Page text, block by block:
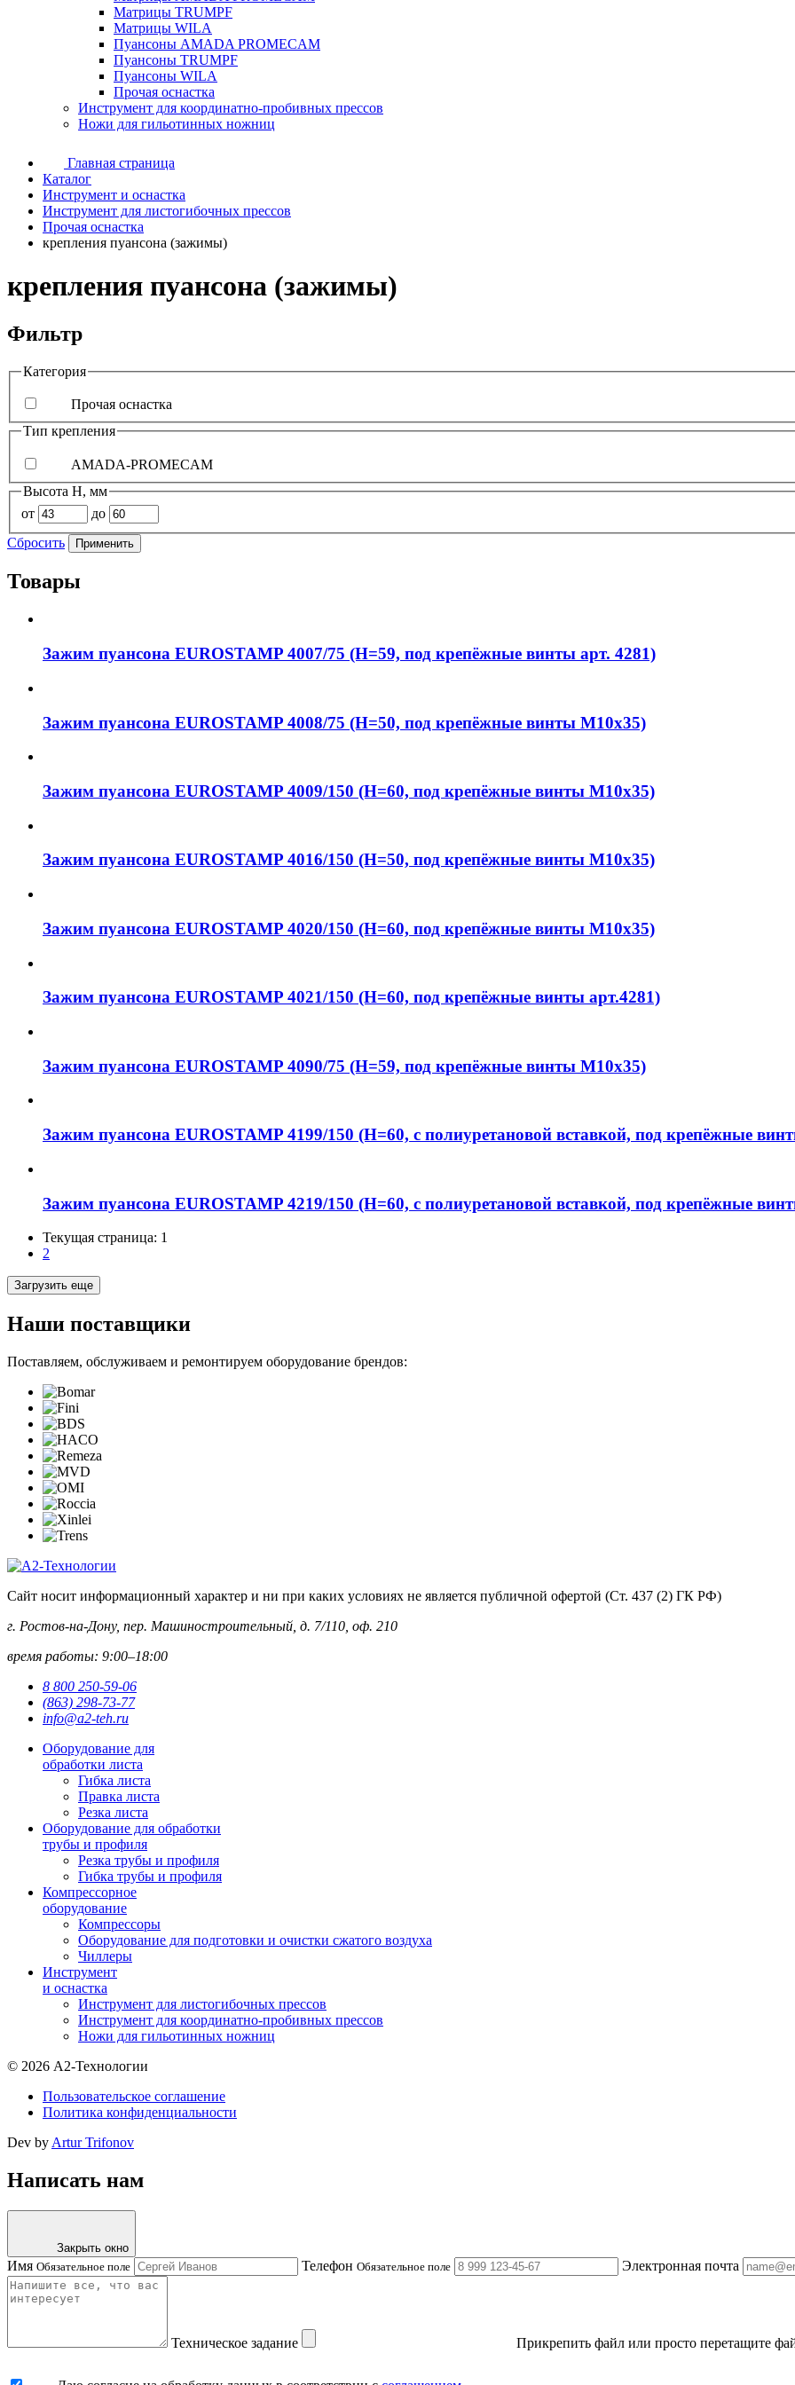
Матрицы TRUMPF
Матрицы WILA
Пуансоны AMADA PROMECAM
Пуансоны TRUMPF
Пуансоны WILA
Прочая оснастка
Инструмент для координатно-пробивных прессов
Ножи для гильотинных ножниц
Главная страница
Каталог
Инструмент и оснастка
Инструмент для листогибочных прессов
Прочая оснастка
крепления пуансона (зажимы)
крепления пуансона (зажимы)
Фильтр
Категория
Прочая оснастка
Тип крепления
AMADA-PROMECAM
Высота H, мм
от
до
Сбросить
Применить
Товары
Зажим пуансона EUROSTAMP 4007/75 (H=59, под крепёжные винты арт. 4281)
Зажим пуансона EUROSTAMP 4008/75 (H=50, под крепёжные винты M10x35)
Зажим пуансона EUROSTAMP 4009/150 (H=60, под крепёжные винты M10x35)
Зажим пуансона EUROSTAMP 4016/150 (H=50, под крепёжные винты M10x35)
Зажим пуансона EUROSTAMP 4020/150 (H=60, под крепёжные винты M10x35)
Зажим пуансона EUROSTAMP 4021/150 (H=60, под крепёжные винты арт.4281)
Зажим пуансона EUROSTAMP 4090/75 (H=59, под крепёжные винты M10x35)
Зажим пуансона EUROSTAMP 4199/150 (H=60, с полиуретановой вставкой, под крепёжные
Зажим пуансона EUROSTAMP 4219/150 (H=60, с полиуретановой вставкой, под крепёжные
Текущая страница: 1
2
Загрузить еще
Наши поставщики
Поставляем, обслуживаем и ремонтируем оборудование брендов:
Сайт носит информационный характер и ни при каких условиях не является публичной офертой (Ст. 437 (2) ГК РФ)
г. Ростов-на-Дону, пер. Машиностроительный, д. 7/110, оф. 210
время работы: 9:00–18:00
8 800 250-59-06
(863) 298-73-77
info@a2-teh.ru
Оборудование для
обработки листа
Гибка листа
Правка листа
Резка листа
Оборудование для обработки
трубы и профиля
Резка трубы и профиля
Гибка трубы и профиля
Компрессорное
оборудование
Компрессоры
Оборудование для подготовки и очистки сжатого воздуха
Чиллеры
Инструмент
и оснастка
Инструмент для листогибочных прессов
Инструмент для координатно-пробивных прессов
Ножи для гильотинных ножниц
© 2026 А2-Технологии
Пользовательское соглашение
Политика конфиденциальности
Dev by Artur Trifonov
Написать нам
Закрыть окно
Имя Обязательное поле Телефон Обязательное поле Электронная почта
Техническое задание Прикрепить файл или просто перетащите